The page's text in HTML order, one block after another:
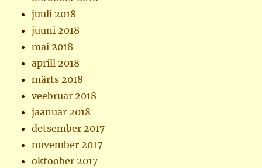
juuli 2018
juuni 2018
mai 2018
aprill 2018
märts 2018
veebruar 2018
jaanuar 2018
detsember 2017
november 2017
oktoober 2017